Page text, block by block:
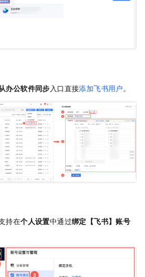
办公软件同步入口直接添加飞书用户。
持在个人设置中通过绑定【飞书】账号